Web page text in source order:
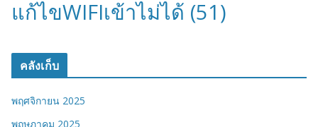
แก้ไขWIFIเข้าไม่ได้ (51)
คลังเก็บ
พฤศจิกายน 2025
พฤษภาคม 2025